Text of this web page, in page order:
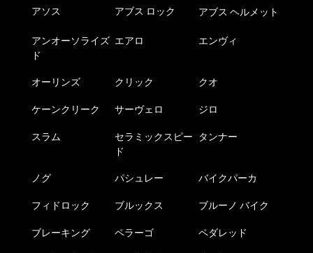
アソス アブス ロック アブス ヘルメット
アンオーソライズ
ド
エアロ エンヴィ
オーリンズ クリック クオ
ケーンクリーク サーヴェロ ジロ
スラム
セラミックスピー
ド
タンナー
ノグ パシュレー バイクパーカ
フィドロック ブルックス ブルーノ バイク
ブレーキング ペラーゴ ペダレッド